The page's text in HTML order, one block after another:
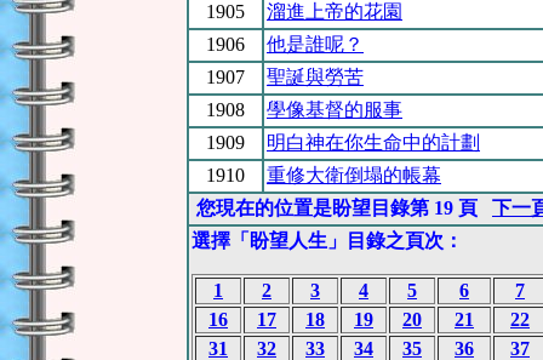
1905
溜進上帝的花園
1906
他是誰呢？
1907
聖誕與勞苦
1908
學像基督的服事
1909
明白神在你生命中的計劃
1910
重修大衛倒塌的帳幕
您現在的位置是盼望目錄第 19 頁
下一
選擇「盼望人生」目錄之頁次：
1 2 3 4 5 6
7
16
17 18 19 20 21
22
31
32 33 34 35 36
37